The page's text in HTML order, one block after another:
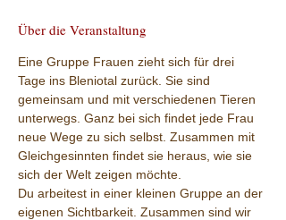
Über die Veranstaltung
Eine Gruppe Frauen zieht sich für drei
Tage ins Bleniotal zurück. Sie sind
gemeinsam und mit verschiedenen Tieren
unterwegs. Ganz bei sich findet jede Frau
neue Wege zu sich selbst. Zusammen mit
Gleichgesinnten findet sie heraus, wie sie
sich der Welt zeigen möchte.
Du arbeitest in einer kleinen Gruppe an der
eigenen Sichtbarkeit. Zusammen sind wir